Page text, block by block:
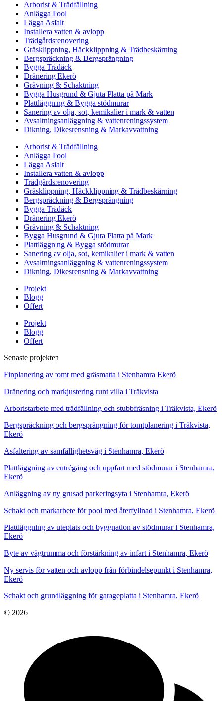
Arborist & Trädfällning
Anlägga Pool
Lägga Asfalt
Installera vatten & avlopp
Trädgårdsrenovering
Gräsklippning, Häckklippning & Trädbeskärning
Bergspräckning & Bergsprängning
Bygga Trädäck
Dränering Ekerö
Grävning & Schaktning
Bygga Husgrund & Gjuta Platta på Mark
Plattläggning & Bygga stödmurar
Sanering av olja, sot, kemikalier i mark & vatten
Avsaltningsanläggning & vattenreningssystem
Dikning, Dikesrensning & Markavvattning
Arborist & Trädfällning
Anlägga Pool
Lägga Asfalt
Installera vatten & avlopp
Trädgårdsrenovering
Gräsklippning, Häckklippning & Trädbeskärning
Bergspräckning & Bergsprängning
Bygga Trädäck
Dränering Ekerö
Grävning & Schaktning
Bygga Husgrund & Gjuta Platta på Mark
Plattläggning & Bygga stödmurar
Sanering av olja, sot, kemikalier i mark & vatten
Avsaltningsanläggning & vattenreningssystem
Dikning, Dikesrensning & Markavvattning
Projekt
Blogg
Offert
Projekt
Blogg
Offert
Senaste projekten
Finplanering av tomt med gräsmatta i Stenhamra Ekerö
Dränering och markjustering runt villa i Träkvista
Arboristarbete med trädfällning och stubbfräsning i Träkvista, Ekerö
Bergspräckning och bergsprängning för tomtplanering i Träkvista,
Ekerö
Asfaltering av samfällighetsväg i Stenhamra, Ekerö
Plattläggning av entrégång och uppfart med stödmurar i Stenhamra,
Ekerö
Anläggning av ny grusad parkeringsyta i Stenhamra, Ekerö
Schakt och markarbete för pool med återfyllnad i Stenhamra, Ekerö
Plattläggning av uteplats och byggnation av stödmurar i Stenhamra,
Ekerö
Byte av vägtrumma och förstärkning av infart i Stenhamra, Ekerö
Ny servis för vatten och avlopp från förbindelsepunkt i Stenhamra,
Ekerö
Schakt och grundläggning för garageplatta i Stenhamra, Ekerö
© 2026